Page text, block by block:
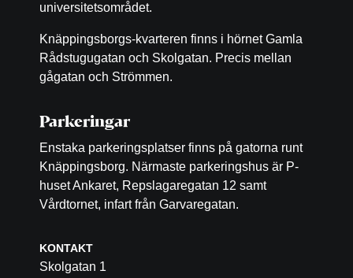
universitetsområdet.
Knäppingsborgs-kvarteren finns i hörnet Gamla
Rådstugugatan och Skolgatan. Precis mellan
gågatan och Strömmen.
Parkeringar
Enstaka parkeringsplatser finns på gatorna runt
Knäppingsborg. Närmaste parkeringshus är P-
huset Ankaret, Repslagaregatan 12 samt
Vårdtornet, infart från Garvaregatan.
KONTAKT
Skolgatan 1